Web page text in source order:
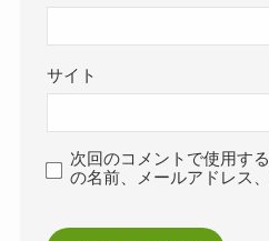
サイト
次回のコメントで使用す
の名前、メールアドレス